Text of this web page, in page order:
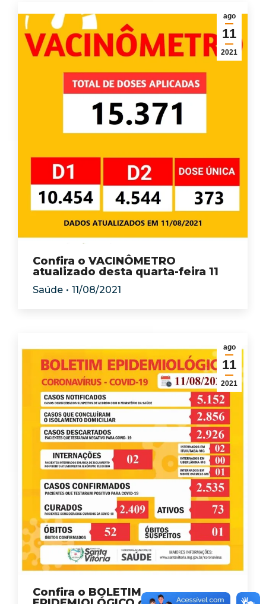
ago
11
2021
Confira o VACINÔMETRO
atualizado desta quarta-feira 11
Saúde 11/08/2021
ago
11
2021
Confira o BOLETIM